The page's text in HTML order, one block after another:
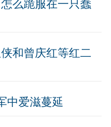
么跪服在一只蠢
和曾庆红等红二
中爱滋蔓延